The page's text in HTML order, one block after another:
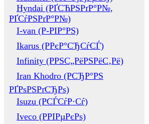
Hyndai (РҐСЋРЅРґР°Р№,
РҐСѓРЅРґР°Р№)
I-van (Р-РІР°РЅ)
Ikarus (РРєР°СЂСѓСЃ)
Infinity (РРЅС„РёРЅРёС‚Рё)
Iran Khodro (РСЂР°РЅ
РҐРѕРЅРґСЂРѕ)
Isuzu (РСЃСѓР·Сѓ)
Iveco (РРІРµРєРѕ)